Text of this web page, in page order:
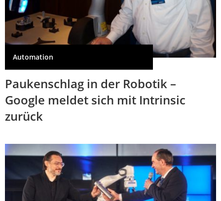
Automation
Paukenschlag in der Robotik –
Google meldet sich mit Intrinsic
zurück